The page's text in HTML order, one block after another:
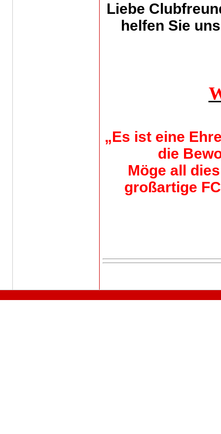
Liebe
helfen Sie
„Es ist eine
die
Möge all
großartige